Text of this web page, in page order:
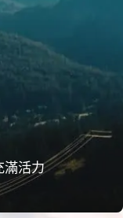
滿活力